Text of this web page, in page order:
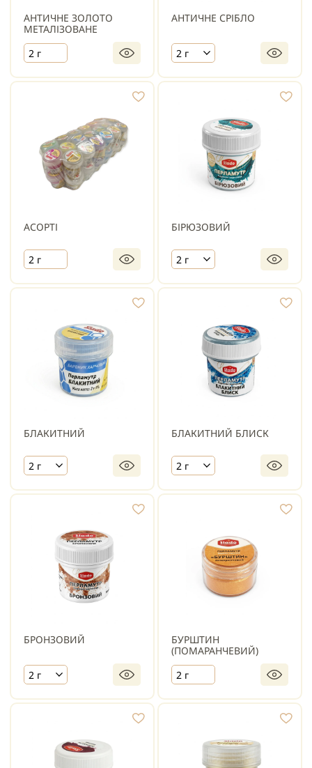
АНТИЧНЕ ЗОЛОТО
МЕТАЛІЗОВАНЕ
2 г
АНТИЧНЕ СРІБЛО
2 г
АСОРТІ
2 г
БІРЮЗОВИЙ
2 г
БЛАКИТНИЙ
2 г
БЛАКИТНИЙ БЛИСК
2 г
БРОНЗОВИЙ
2 г
БУРШТИН
(ПОМАРАНЧЕВИЙ)
2 г